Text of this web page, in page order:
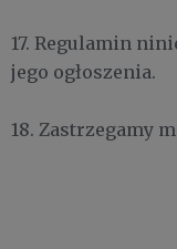
17. Regulamin
jego ogłoszenia.
18. Zastrzegamy